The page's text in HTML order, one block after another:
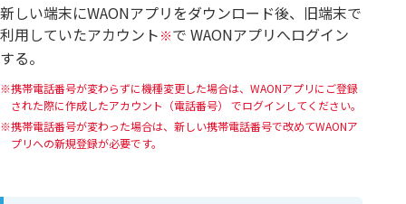
新しい端末にWAONアプリをダウンロード後、旧端末で
利用していたアカウント ※で WAONアプリへログイン
する。
携帯電話番号が変わらずに機種変更した場合は、WAONアプリにご登録
された際に作成したアカウント（電話番号） でログインしてください。
携帯電話番号が変わった場合は、新しい携帯電話番号で改めてWAONア
プリへの新規登録が必要です。